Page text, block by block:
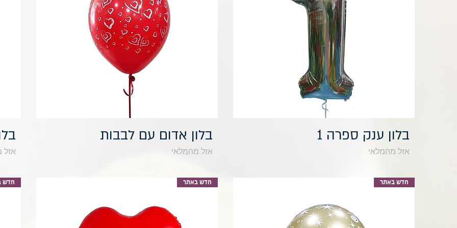
תצוגה מהירהבלון ענק ספרה 1
אזל מהמלאי
תצוגה מהירה
בלון אדום עם לבבות
אזל מהמלאי אזל
חדש באתר חדש באתר חדש